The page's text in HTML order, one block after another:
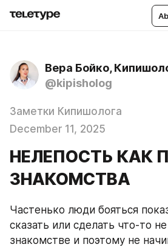
Вера Бойко,
@kipisholog
Заметки Кипишолога
December 11, 2025
НЕЛЕПОСТЬ КАК
ЗНАКОМСТВА
Частенько люди бояться
сказать или сделать что-то
знакомстве и поэтому не